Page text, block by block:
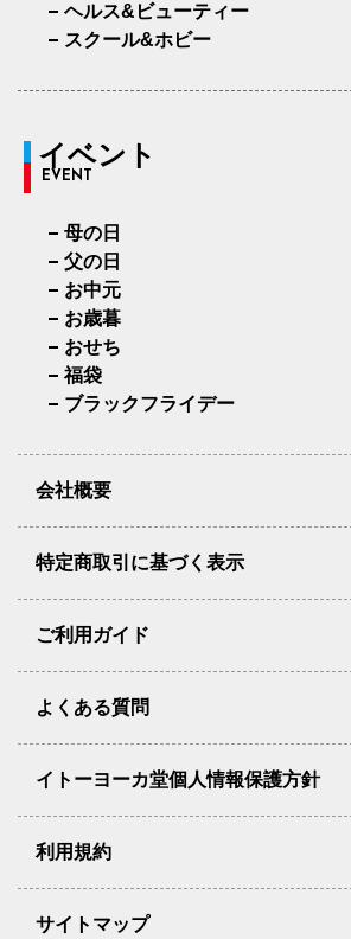
ヘルス&ビューティー
スクール&ホビー
イベント
EVENT
母の日
父の日
お中元
お歳暮
おせち
福袋
ブラックフライデー
会社概要
特定商取引に基づく表示
ご利用ガイド
よくある質問
イトーヨーカ堂個人情報保護方針
利用規約
サイトマップ